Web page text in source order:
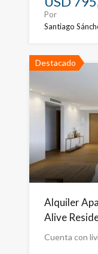
Por
Santiago
Destacado
Alquiler
Alive
Cuenta con